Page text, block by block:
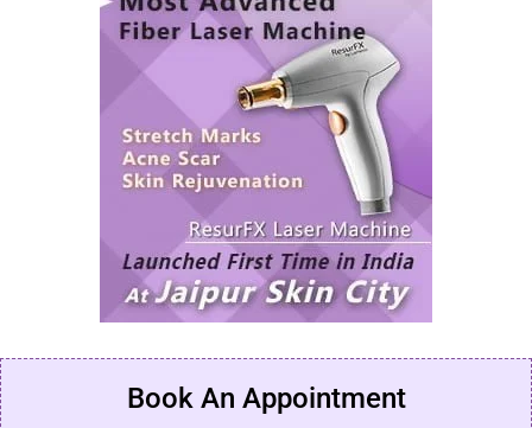
Book An Appointment